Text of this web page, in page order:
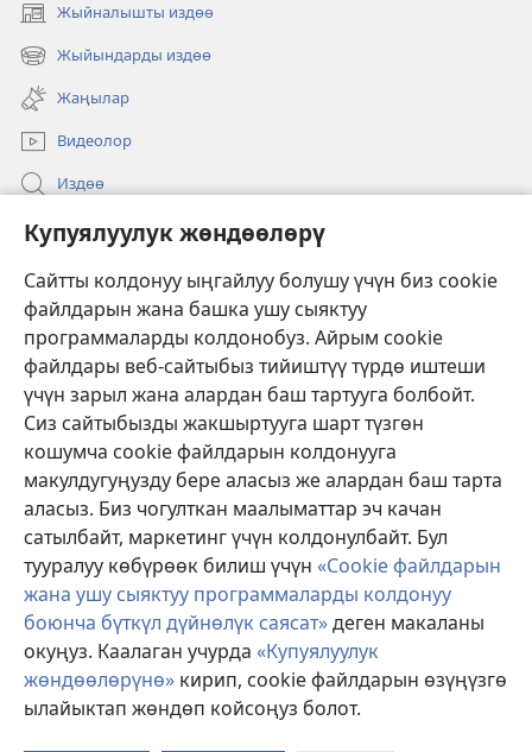
Купуялуулук жөндөөлөрү
Сайтты колдонуу ыңгайлуу болушу үчүн биз cookie
файлдарын жана башка ушу сыяктуу
программаларды колдонобуз. Айрым cookie
файлдары веб-сайтыбыз тийиштүү түрдө иштеши
үчүн зарыл жана алардан баш тартууга болбойт.
Сиз сайтыбызды жакшыртууга шарт түзгөн
кошумча cookie файлдарын колдонууга
макулдугуңузду бере аласыз же алардан баш тарта
аласыз. Биз чогулткан маалыматтар эч качан
сатылбайт, маркетинг үчүн колдонулбайт. Бул
тууралуу көбүрөөк билиш үчүн «Cookie файлдарын
жана ушу сыяктуу программаларды колдонуу
боюнча бүткүл дүйнөлүк саясат»деген макаланы
окуңуз. Каалаган учурда «Купуялуулук
жөндөөлөрүнө» кирип, cookie файлдарын өзүңүзгө
ылайыктап жөндөп койсоңуз болот.
Жыйналышты издөө
(жаңы
терезе
ачат)
Жыйындарды издөө
(жаңы
терезе
ачат)
Жаңылар
Видеолор
Издөө
Бийлик өкүлдөрү үчүн маалымат
Тартуулар
(жаңы
терезе
ачат)
ОНЛАЙН КИТЕПКАНА
(жаңы
терезе
ачат) JW Hub
(жаңы
терезе
ачат) JW Library
Watchtower Library
Copyright© 2026 Watch Tower Bible and Tract Society of Pennsylvania.
КОЛДОНУУ ШАРТТАРЫ| КУПУЯЛУУЛУК САЯСАТЫ
ЖӨНДӨӨЛӨРҮ